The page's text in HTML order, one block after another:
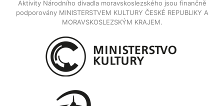
Aktivity Národního divadla moravskoslezského jsou finančně
podporovány MINISTERSTVEM KULTURY ČESKÉ REPUBLIKY A
MORAVSKOSLEZSKÝM KRAJEM.